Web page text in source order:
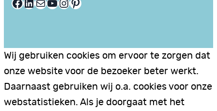
Facebook LinkedIn E-mail YouTube InstagramPinterest
Wij gebruiken cookies om ervoor te zorgen dat
onze website voor de bezoeker beter werkt.
Daarnaast gebruiken wij o.a. cookies voor onze
webstatistieken. Als je doorgaat met het